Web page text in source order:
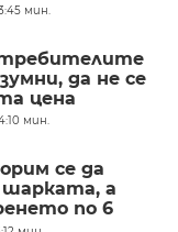
мин.
да не се
цена
мин.
се да
шарката, а
по 6